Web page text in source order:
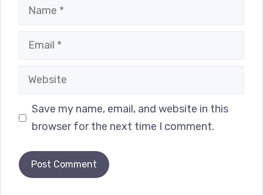
Name
Email
Website
Save my name, email, and website in this
browser for the next time I comment.